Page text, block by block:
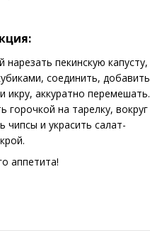
нарезать пекинскую капусту,
соединить, добавить
икру, аккуратно перемешать.
горочкой на тарелку, вокруг
чипсы и украсить салат-
аппетита!